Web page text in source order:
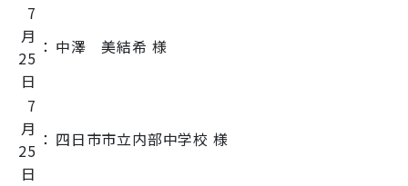
7
月
25
日
： 中澤 美結希 様
7
月
25
日
： 四日市市立内部中学校 様